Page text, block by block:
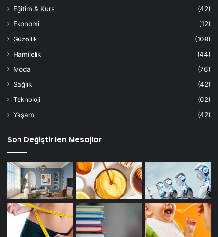
Eğitim & Kurs
(42)
Ekonomi
(12)
Güzellik
(108)
Hamilelik
(44)
Moda
(76)
Sağlık
(42)
Teknoloji
(62)
Yaşam
(42)
Son Değiştirilen Mesajlar